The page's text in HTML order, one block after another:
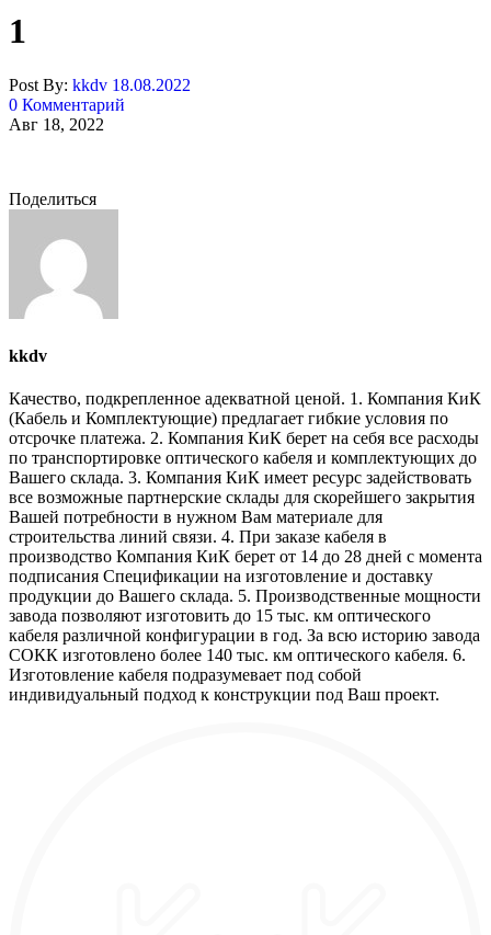
1
Post By: kkdv 18.08.2022
0 Комментарий
Авг 18, 2022
Поделиться
kkdv
Качество, подкрепленное адекватной ценой. 1. Компания КиК
(Кабель и Комплектующие) предлагает гибкие условия по
отсрочке платежа. 2. Компания КиК берет на себя все расходы
по транспортировке оптического кабеля и комплектующих до
Вашего склада. 3. Компания КиК имеет ресурс задействовать
все возможные партнерские склады для скорейшего закрытия
Вашей потребности в нужном Вам материале для
строительства линий связи. 4. При заказе кабеля в
производство Компания КиК берет от 14 до 28 дней с момента
подписания Спецификации на изготовление и доставку
продукции до Вашего склада. 5. Производственные мощности
завода позволяют изготовить до 15 тыс. км оптического
кабеля различной конфигурации в год. За всю историю завода
СОКК изготовлено более 140 тыс. км оптического кабеля. 6.
Изготовление кабеля подразумевает под собой
индивидуальный подход к конструкции под Ваш проект.